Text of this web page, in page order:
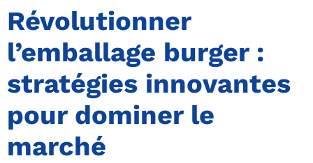
Révolutionner
l’emballage burger :
stratégies innovantes
pour dominer le
marché